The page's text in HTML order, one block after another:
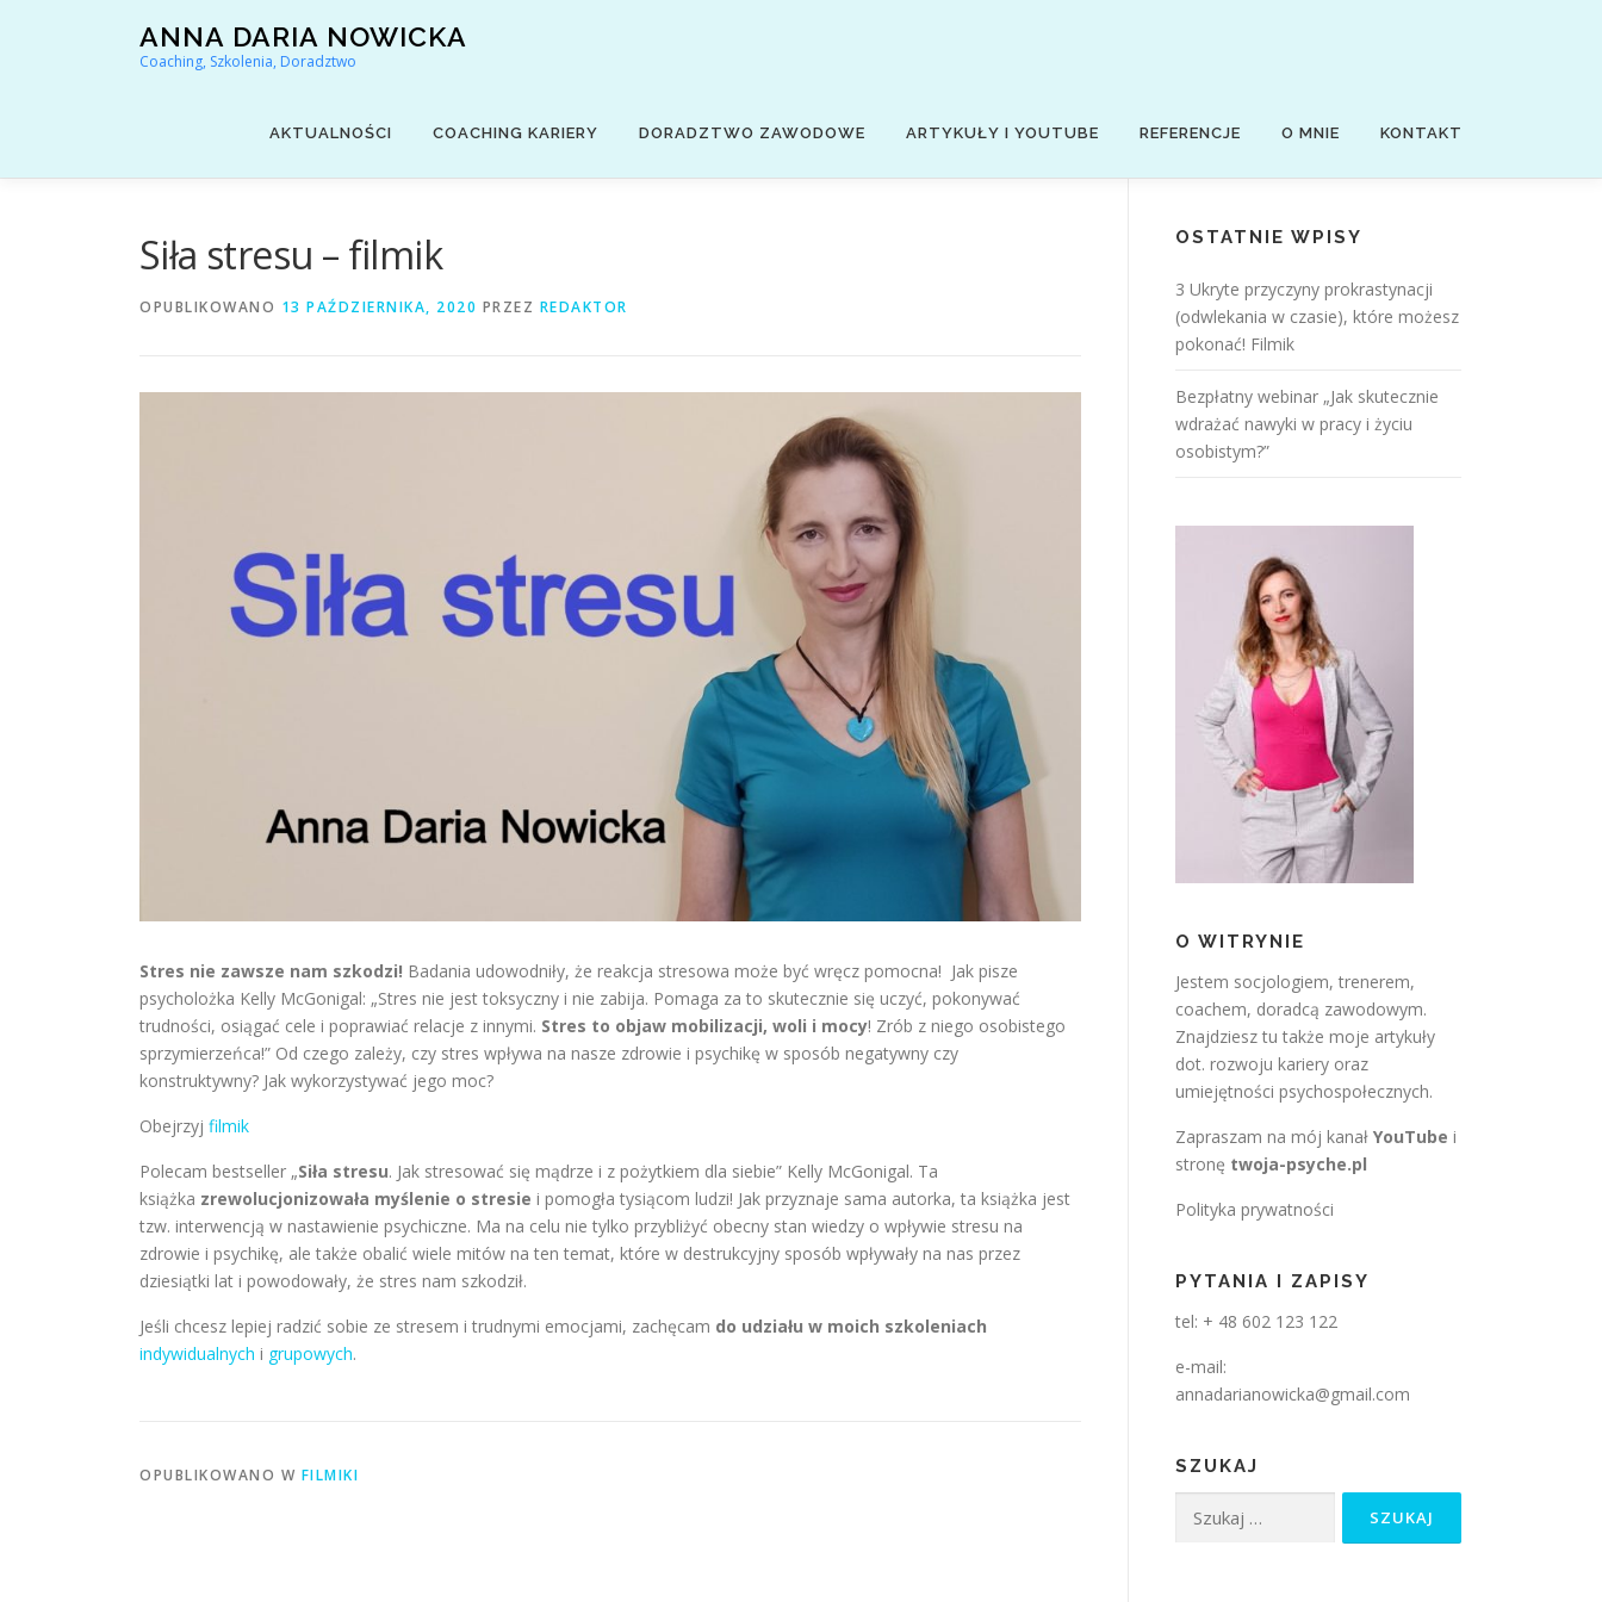
ANNA DARIA NOWICKA
Coaching, Szkolenia, Doradztwo
AKTUALNOŚCI COACHING KARIERY DORADZTWO ZAWODOWE ARTYKUŁY I YOUTUBE REFERENCJE O MNIE KONTAKT
Siła stresu – filmik
OPUBLIKOWANO 13 PAŹDZIERNIKA, 2020 PRZEZ REDAKTOR
Stres nie zawsze nam szkodzi! Badania udowodniły, że reakcja stresowa może być wręcz pomocna! Jak pisze
psycholożka Kelly McGonigal: „Stres nie jest toksyczny i nie zabija. Pomaga za to skutecznie się uczyć, pokonywać
trudności, osiągać cele i poprawiać relacje z innymi. Stres to objaw mobilizacji, woli i mocy! Zrób z niego osobistego
sprzymierzeńca!” Od czego zależy, czy stres wpływa na nasze zdrowie i psychikę w sposób negatywny czy
konstruktywny? Jak wykorzystywać jego moc?
Obejrzyj filmik
Polecam bestseller „Siła stresu. Jak stresować się mądrze i z pożytkiem dla siebie” Kelly McGonigal. Ta
książka zrewolucjonizowała myślenie o stresie i pomogła tysiącom ludzi! Jak przyznaje sama autorka, ta książka jest
tzw. interwencją w nastawienie psychiczne. Ma na celu nie tylko przybliżyć obecny stan wiedzy o wpływie stresu na
zdrowie i psychikę, ale także obalić wiele mitów na ten temat, które w destrukcyjny sposób wpływały na nas przez
dziesiątki lat i powodowały, że stres nam szkodził.
Jeśli chcesz lepiej radzić sobie ze stresem i trudnymi emocjami, zachęcam do udziału w moich szkoleniach
indywidualnych i grupowych.
OPUBLIKOWANO W FILMIKI
OSTATNIE WPISY
3 Ukryte przyczyny prokrastynacji
(odwlekania w czasie), które możesz
pokonać! Filmik
Bezpłatny webinar „Jak skutecznie
wdrażać nawyki w pracy i życiu
osobistym?”
O WITRYNIE
Jestem socjologiem, trenerem,
coachem, doradcą zawodowym.
Znajdziesz tu także moje artykuły
dot. rozwoju kariery oraz
umiejętności psychospołecznych.
Zapraszam na mój kanał YouTube i
stronę twoja-psyche.pl
Polityka prywatności
PYTANIA I ZAPISY
tel: + 48 602 123 122
e-mail:
annadarianowicka@gmail.com
SZUKAJ